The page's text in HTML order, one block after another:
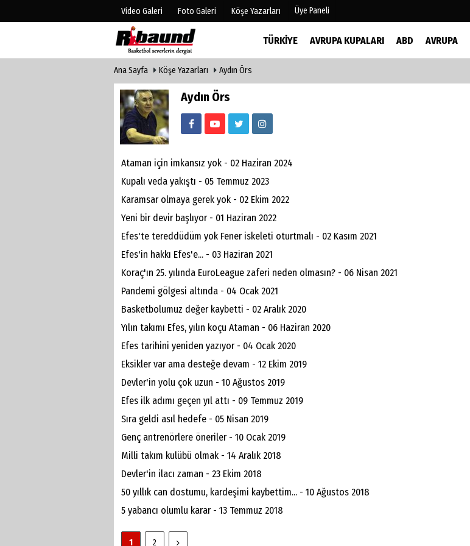
Video Galeri Foto Galeri Köşe Yazarları Üye Paneli
TÜRKIYE AVRUPA KUPALARI ABD AVRUPA
Hava Durumu
Biyografiler
Ana Sayfa Köşe Yazarları Aydın Örs
Aydın Örs
Ataman için imkansız yok - 02 Haziran 2024
Kupalı veda yakıştı - 05 Temmuz 2023
Karamsar olmaya gerek yok - 02 Ekim 2022
Yeni bir devir başlıyor - 01 Haziran 2022
Efes'te tereddüdüm yok Fener iskeleti oturtmalı - 02 Kasım 2021
Efes'in hakkı Efes'e... - 03 Haziran 2021
Koraç'ın 25. yılında EuroLeague zaferi neden olmasın? - 06 Nisan 2021
Pandemi gölgesi altında - 04 Ocak 2021
Basketbolumuz değer kaybetti - 02 Aralık 2020
Yılın takımı Efes, yılın koçu Ataman - 06 Haziran 2020
Efes tarihini yeniden yazıyor - 04 Ocak 2020
Eksikler var ama desteğe devam - 12 Ekim 2019
Devler'in yolu çok uzun - 10 Ağustos 2019
Efes ilk adımı geçen yıl attı - 09 Temmuz 2019
Sıra geldi asıl hedefe - 05 Nisan 2019
Genç antrenörlere öneriler - 10 Ocak 2019
Milli takım kulübü olmak - 14 Aralık 2018
Devler'in ilacı zaman - 23 Ekim 2018
50 yıllık can dostumu, kardeşimi kaybettim... - 10 Ağustos 2018
5 yabancı olumlu karar - 13 Temmuz 2018
1 2